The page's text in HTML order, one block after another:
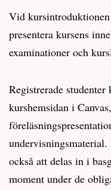
Vid
presentera kursens
examinationer och
Registrerade
kurshemsidan i
undervisningsmaterial.
också att delas in i
moment under de